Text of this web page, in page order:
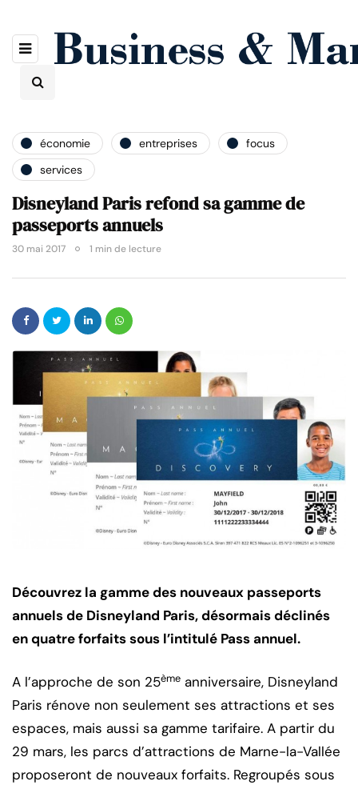
économie entreprises
focus
services
Disneyland Paris refond sa gamme de
passeports annuels
30 mai 2017 1 min de lecture
Découvrez la gamme des nouveaux passeports
annuels de Disneyland Paris, désormais déclinés
en quatre forfaits sous l’intitulé Pass annuel.
A l’approche de son 25ème anniversaire, Disneyland
Paris rénove non seulement ses attractions et ses
espaces, mais aussi sa gamme tarifaire. A partir du
29 mars, les parcs d’attractions de Marne-la-Vallée
proposeront de nouveaux forfaits. Regroupés sous